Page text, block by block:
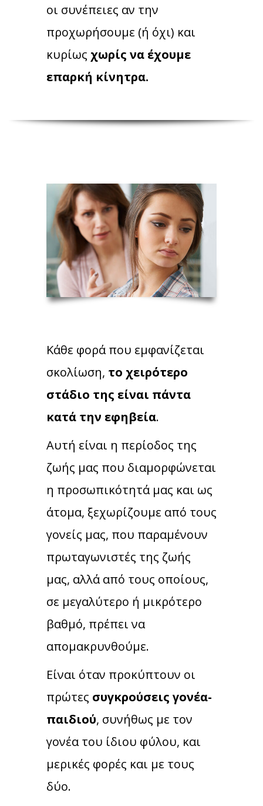
οι συνέπειες αν την
προχωρήσουμε (ή όχι) και
κυρίως χωρίς να έχουμε
επαρκή κίνητρα.
Κάθε φορά που εμφανίζεται
σκολίωση, το χειρότερο
στάδιο της είναι πάντα
κατά την εφηβεία.
Αυτή είναι η περίοδος της
ζωής μας που διαμορφώνεται
η προσωπικότητά μας και ως
άτομα, ξεχωρίζουμε από τους
γονείς μας, που παραμένουν
πρωταγωνιστές της ζωής
μας, αλλά από τους οποίους,
σε μεγαλύτερο ή μικρότερο
βαθμό, πρέπει να
απομακρυνθούμε.
Είναι όταν προκύπτουν οι
πρώτες συγκρούσεις γονέα-
παιδιού, συνήθως με τον
γονέα του ίδιου φύλου, και
μερικές φορές και με τους
δύο.